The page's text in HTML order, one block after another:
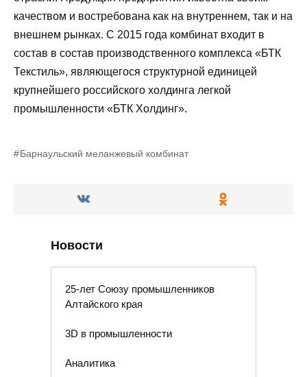
качеством и востребована как на внутреннем, так и на
внешнем рынках. С 2015 года комбинат входит в
состав в состав производственного комплекса «БТК
Текстиль», являющегося структурной единицей
крупнейшего российского холдинга легкой
промышленности «БТК Холдинг».
Барнаульский меланжевый комбинат
Новости
25-лет Союзу промышленников
Алтайского края
3D в промышленности
Аналитика